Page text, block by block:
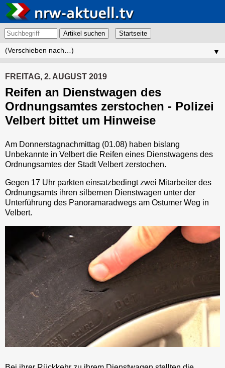
Artikel suchen
▼
FREITAG, 2. AUGUST 2019
Reifen an Dienstwagen des
Ordnungsamtes zerstochen - Polizei
Velbert bittet um Hinweise
Am Donnerstagnachmittag (01.08) haben bislang
Unbekannte in Velbert die Reifen eines Dienstwagens des
Ordnungsamtes der Stadt Velbert zerstochen.
Gegen 17 Uhr parkten einsatzbedingt zwei Mitarbeiter des
Ordnungsamts ihren silbernen Dienstwagen unter der
Unterführung des Panoramaradwegs am Ostumer Weg in
Velbert.